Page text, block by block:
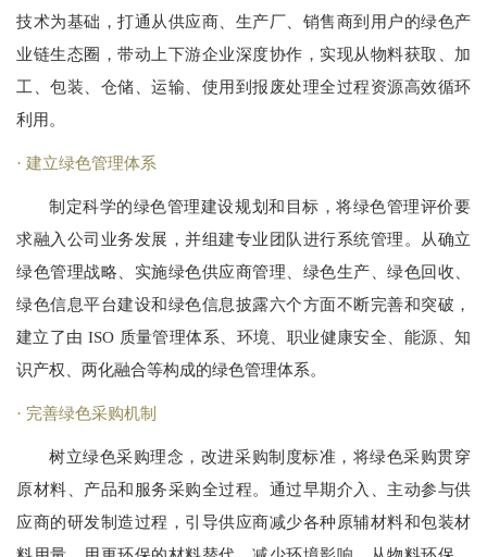
技术为基础，打通从供应商、生产厂、销售商到用户的绿色产
业链生态圈，带动上下游企业深度协作，实现从物料获取、加
工、包装、仓储、运输、使用到报废处理全过程资源高效循环
利用。
建立绿色管理体系
制定科学的绿色管理建设规划和目标，将绿色管理评价要
求融入公司业务发展，并组建专业团队进行系统管理。从确立
绿色管理战略、实施绿色供应商管理、绿色生产、绿色回收、
绿色信息平台建设和绿色信息披露六个方面不断完善和突破，
建立了由 ISO 质量管理体系、环境、职业健康安全、能源、知
识产权、两化融合等构成的绿色管理体系。
完善绿色采购机制
树立绿色采购理念，改进采购制度标准，将绿色采购贯穿
原材料、产品和服务采购全过程。通过早期介入、主动参与供
应商的研发制造过程，引导供应商减少各种原辅材料和包装材